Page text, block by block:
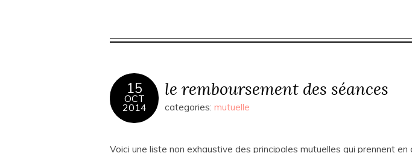
15
OCT
2014
le remboursement des séances
categories: mutuelle
Voici une liste non exhaustive des principales mutuelles qui prennent en